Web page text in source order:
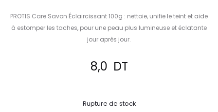
PROTIS Care Savon Éclaircissant 100g : nettoie, unifie le teint et aide
à estomper les taches, pour une peau plus lumineuse et éclatante
jour après jour.
8,0 DT
Rupture de stock